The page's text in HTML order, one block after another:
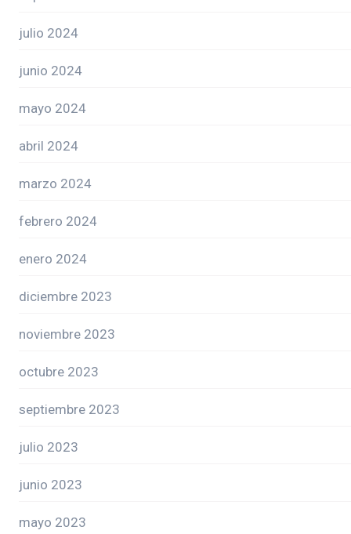
julio 2024
junio 2024
mayo 2024
abril 2024
marzo 2024
febrero 2024
enero 2024
diciembre 2023
noviembre 2023
octubre 2023
septiembre 2023
julio 2023
junio 2023
mayo 2023